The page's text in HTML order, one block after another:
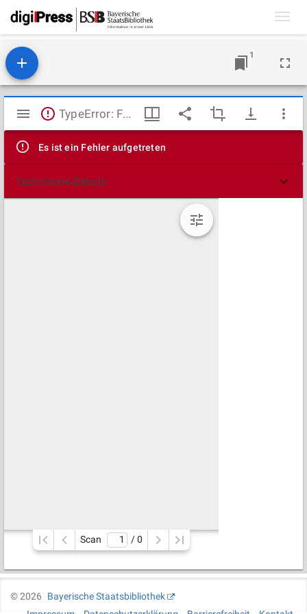
1
Mirador
Viewer
TypeError: Failed to fetch
Es ist ein Fehler aufgetreten
Technische Details
Scan / 0
©2026
Bayerische Staatsbibliothek